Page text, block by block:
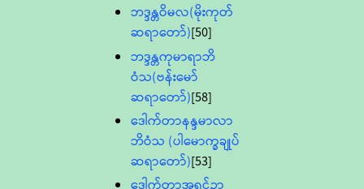
ဘဒ္ဒန္တဝိမလ(မိုးကုတ်
ဆရာတော်)[50]
ဘဒ္ဒန္တကုမာရာဘိ
ဝံသ(ဗန်းမော်
ဆရာတော်)[58]
ဒေါက်တာနန္ဒမာလာ
ဘိဝံသ (ပါမောက္ခချုပ်
ဆရာတော်)[53]